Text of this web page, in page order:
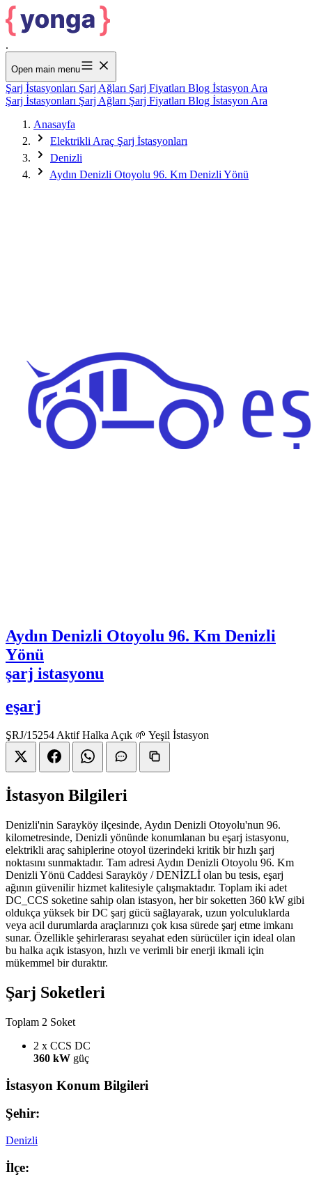
.
Open main menu
Şarj İstasyonları Şarj Ağları Şarj Fiyatları Blog İstasyon Ara
Şarj İstasyonları Şarj Ağları Şarj Fiyatları Blog İstasyon Ara
Anasayfa
Elektrikli Araç Şarj İstasyonları
Denizli
Aydın Denizli Otoyolu 96. Km Denizli Yönü
Aydın Denizli Otoyolu 96. Km Denizli
Yönü
şarj istasyonu
eşarj
ŞRJ/15254AktifHalka Açık 🌱 Yeşil İstasyon
İstasyon Bilgileri
Denizli'nin Sarayköy ilçesinde, Aydın Denizli Otoyolu'nun 96.
kilometresinde, Denizli yönünde konumlanan bu eşarj istasyonu,
elektrikli araç sahiplerine otoyol üzerindeki kritik bir hızlı şarj
noktasını sunmaktadır. Tam adresi Aydın Denizli Otoyolu 96. Km
Denizli Yönü Caddesi Sarayköy / DENİZLİ olan bu tesis, eşarj
ağının güvenilir hizmet kalitesiyle çalışmaktadır. Toplam iki adet
DC_CCS soketine sahip olan istasyon, her bir soketten 360 kW gibi
oldukça yüksek bir DC şarj gücü sağlayarak, uzun yolculuklarda
veya acil durumlarda araçlarınızı çok kısa sürede şarj etme imkanı
sunar. Özellikle şehirlerarası seyahat eden sürücüler için ideal olan
bu halka açık istasyon, hızlı ve verimli bir enerji ikmali için
mükemmel bir duraktır.
Şarj Soketleri
Toplam 2 Soket
2 x CCS DC
360 kW güç
İstasyon Konum Bilgileri
Şehir:
Denizli
İlçe: